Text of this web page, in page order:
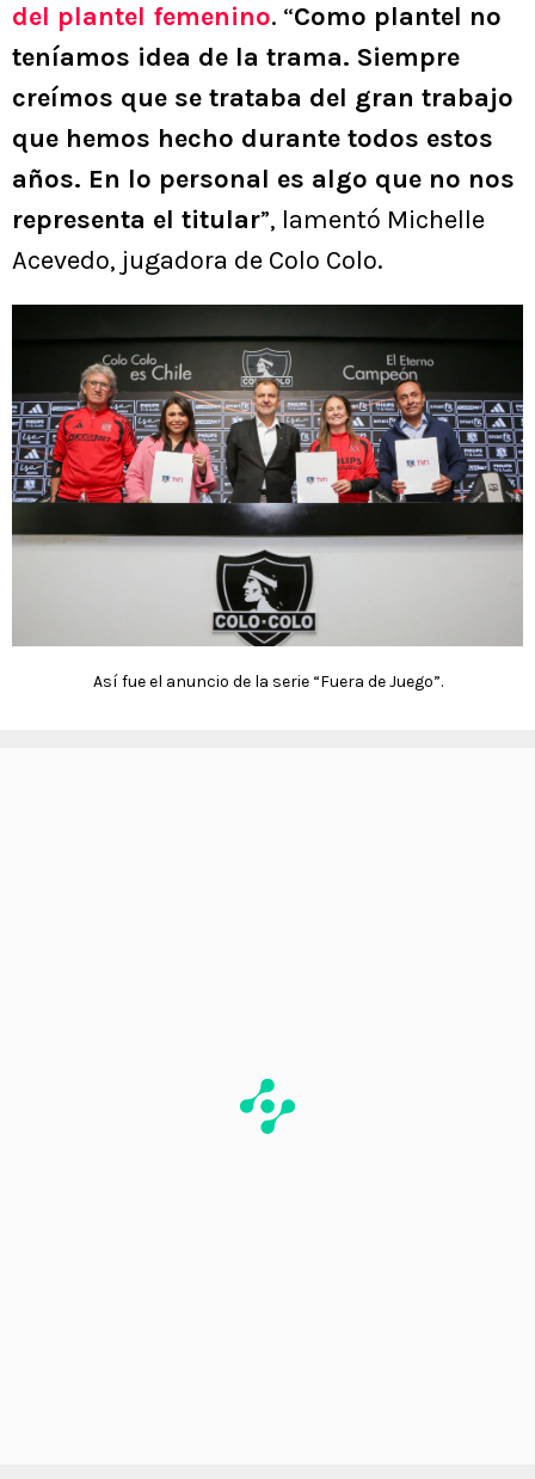
del plantel femenino. “Como plantel no
teníamos idea de la trama. Siempre
creímos que se trataba del gran trabajo
que hemos hecho durante todos estos
años. En lo personal es algo que no nos
representa el titular”, lamentó Michelle
Acevedo, jugadora de Colo Colo.
Así fue el anuncio de la serie “Fuera de Juego”.